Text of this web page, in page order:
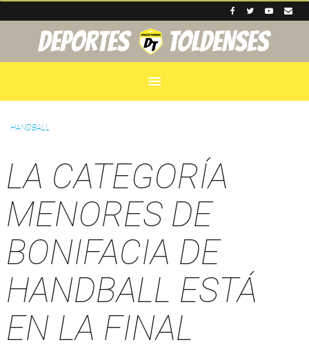
menu
HANDBALL
LA CATEGORÍA
MENORES DE
BONIFACIA DE
HANDBALL ESTÁ
EN LA FINAL